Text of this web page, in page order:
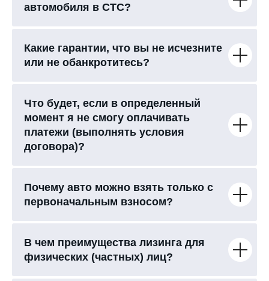
автомобиля в СТС?
Какие гарантии, что вы не исчезните
или не обанкротитесь?
Что будет, если в определенный
момент я не смогу оплачивать
платежи (выполнять условия
договора)?
Почему авто можно взять только с
первоначальным взносом?
В чем преимущества лизинга для
физических (частных) лиц?